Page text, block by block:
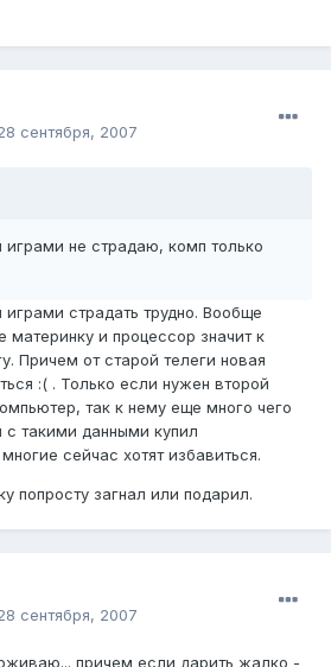
сентября, 2007
не страдаю, комп только
страдать трудно. Вообще
материнку и процессор значит к
Причем от старой телеги новая
:( . Только если нужен второй
так к нему еще много чего
с такими данными купил
сейчас хотят избавиться.
попросту загнал или подарил.
сентября, 2007
причем если дарить жалко -